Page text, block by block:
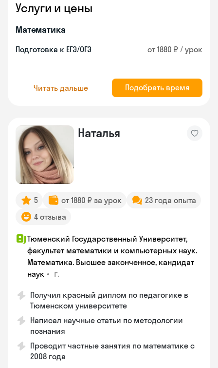
Услуги и цены
Математика
Подготовка к ЕГЭ/ОГЭ от 1880 ₽ / урок
Читать дальше Подобрать время
Наталья
5 от 1880 ₽ за урок
23 года опыта
4 отзыва
Тюменский Государственный Университет,
факультет математики и компьютерных наук.
Математика. Высшее законченное, кандидат
наук • г.
Получил красный диплом по педагогике в
Тюменском университете
Написал научные статьи по методологии
познания
Проводит частные занятия по математике с
2008 года